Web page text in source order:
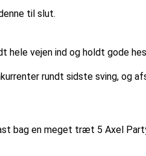
til slut.
vejen ind og holdt gode
rundt sidste sving, og
bag en meget træt 5 Axel